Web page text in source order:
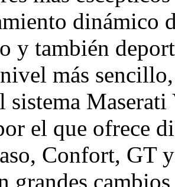
dinámico
y también
más
sistema
el que ofrece
Confort, GT
grandes